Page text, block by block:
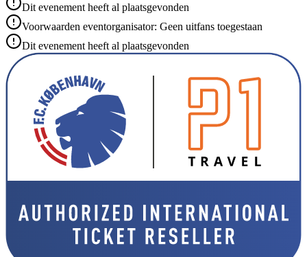
Dit evenement heeft al plaatsgevonden
Voorwaarden eventorganisator: Geen uitfans toegestaan
Dit evenement heeft al plaatsgevonden